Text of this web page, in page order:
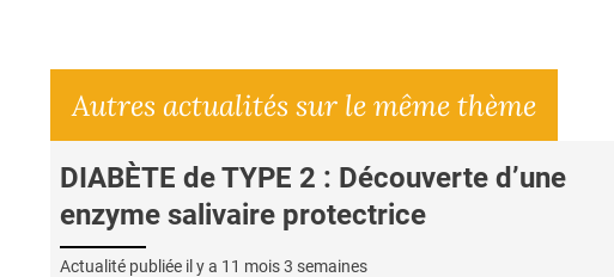
Autres actualités sur le même thème
DIABÈTE de TYPE 2 : Découverte d’une
enzyme salivaire protectrice
Actualité publiée il y a 11 mois 3 semaines